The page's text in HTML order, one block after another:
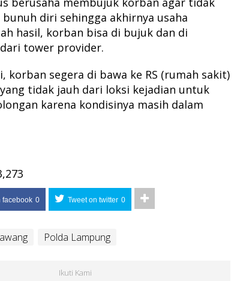
bunuh diri sehingga akhirnya usaha
hasil, korban bisa di bujuk dan di
tower provider.
korban segera di bawa ke RS (rumah sakit)
tidak jauh dari loksi kejadian untuk
karena kondisinya masih dalam
facebook 0 Tweet on twitter 0
Polda Lampung
Ikuti Kami